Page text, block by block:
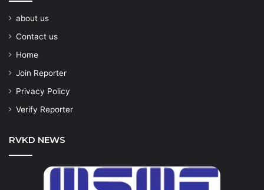
about us
Contact us
Home
Join Reporter
Privacy Policy
Verify Reporter
RVKD NEWS